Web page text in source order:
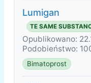
Lumigan
TE SAME
Opublikowano:
Podobieństwo:
Bimatoprost